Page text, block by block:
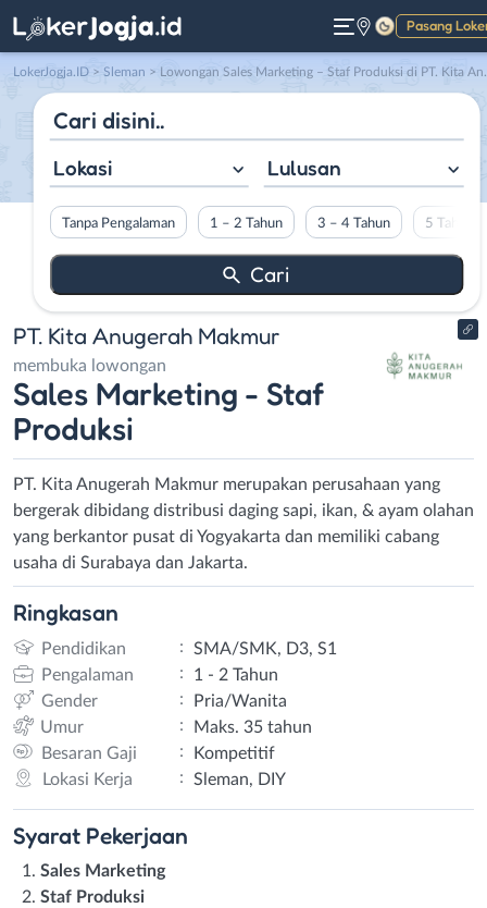
Pasang
Gelap
LokerJogja.ID > Sleman > Lowongan Sales Marketing – Staf Produksi di PT. Kita Anugerah Makmur
Lokasi Lulusan
Tanpa Pengalaman 1 – 2 Tahun 3 – 4 Tahun 5 Tahun
PT. Kita Anugerah Makmur
membuka lowongan
Sales Marketing - Staf
Produksi
PT. Kita Anugerah Makmur merupakan perusahaan yang
bergerak dibidang distribusi daging sapi, ikan, & ayam olahan
yang berkantor pusat di Yogyakarta dan memiliki cabang
usaha di Surabaya dan Jakarta.
Ringkasan
Pendidikan :
SMA/SMK, D3, S1
Pengalaman
:
1 - 2 Tahun
Gender
:
Pria/Wanita
Umur
:
Maks. 35 tahun
Besaran Gaji
:
Kompetitif
Lokasi Kerja
: Sleman, DIY
Syarat Pekerjaan
Sales Marketing
Staf Produksi